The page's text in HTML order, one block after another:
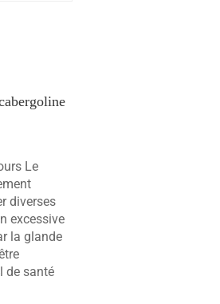
Le
diverses
excessive
la glande
de santé